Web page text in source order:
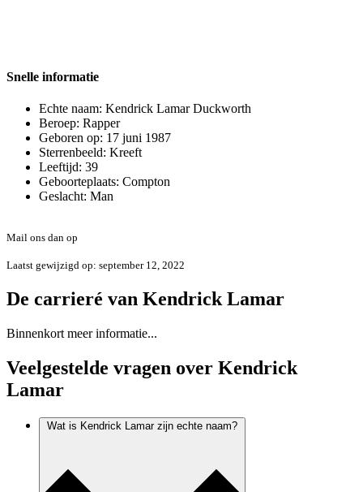
Snelle informatie
Echte naam: Kendrick Lamar Duckworth
Beroep: Rapper
Geboren op: 17 juni 1987
Sterrenbeeld: Kreeft
Leeftijd: 39
Geboorteplaats: Compton
Geslacht: Man
Mail ons dan op
Laatst gewijzigd op: september 12, 2022
De carrieré van Kendrick Lamar
Binnenkort meer informatie...
Veelgestelde vragen over Kendrick
Lamar
Wat is Kendrick Lamar zijn echte naam?